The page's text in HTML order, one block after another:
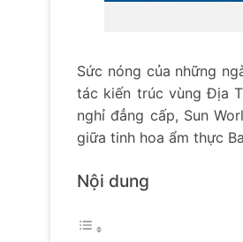
Sức nóng của những
tác kiến trúc vùng Địa
nghỉ đẳng cấp, Sun
giữa tinh hoa ẩm thực
Nội dung